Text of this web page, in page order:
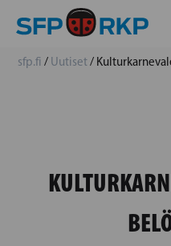
sfp.fi / Uutiset/